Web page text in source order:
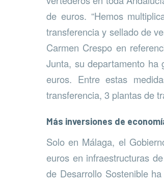
de euros. “Hemos
transferencia y sellado de
Carmen Crespo en
Junta, su departamento ha
euros. Entre estas
transferencia, 3 plantas de
Más inversiones de
Solo en Málaga, el
euros en infraestructuras
de Desarrollo Sostenible